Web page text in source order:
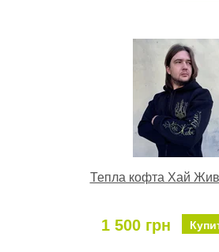
Тепла кофта Хай
1 500 грн